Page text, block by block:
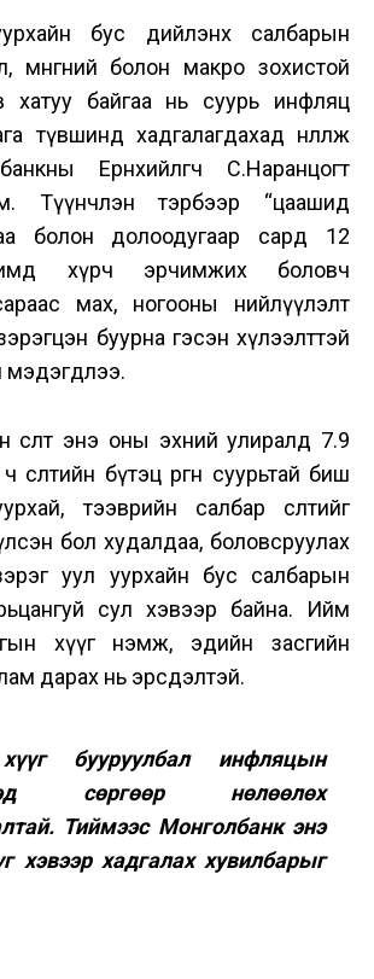
бус дийлэнх салбарын
мөнгөний болон макро зохистой
хатуу байгаа нь суурь инфляц
түвшинд хадгалагдахад нөлөөлж
Ерөнхийлөгч С.Наранцогт
Түүнчлэн тэрбээр “цаашид
болон долоодугаар сард 12
хүрч эрчимжих боловч
мах, ногооны нийлүүлэлт
буурна гэсэн хүлээлттэй
мэдэгдлээ.
өсөлт энэ оны эхний улиралд 7.9
бүтэц өргөн суурьтай биш
тээврийн салбар өсөлтийг
бол худалдаа, боловсруулах
уул уурхайн бус салбарын
сул хэвээр байна. Ийм
хүүг нэмж, эдийн засгийн
дарах нь эрсдэлтэй.
бууруулбал инфляцын
сөргөөр нөлөөлөх
Тиймээс Монголбанк энэ
хэвээр хадгалах хувилбарыг